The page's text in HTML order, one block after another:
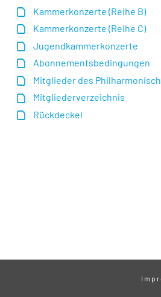
Kammerkonzerte (Reihe B)
Kammerkonzerte (Reihe C)
Jugendkammerkonzerte
Abonnementsbedingungen
Mitglieder des
Mitgliederverzeichnis
Rückdeckel